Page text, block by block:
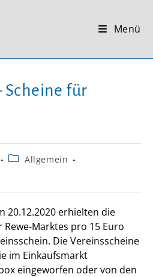
Menü
Scheine für
Beitrags-
Allgemein
20.12.2020 erhielten die
Marktes pro 15 Euro
Die Vereinsscheine
im Einkaufsmarkt
eingeworfen oder von den